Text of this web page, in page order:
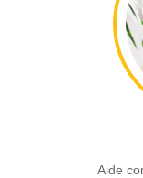
Aide